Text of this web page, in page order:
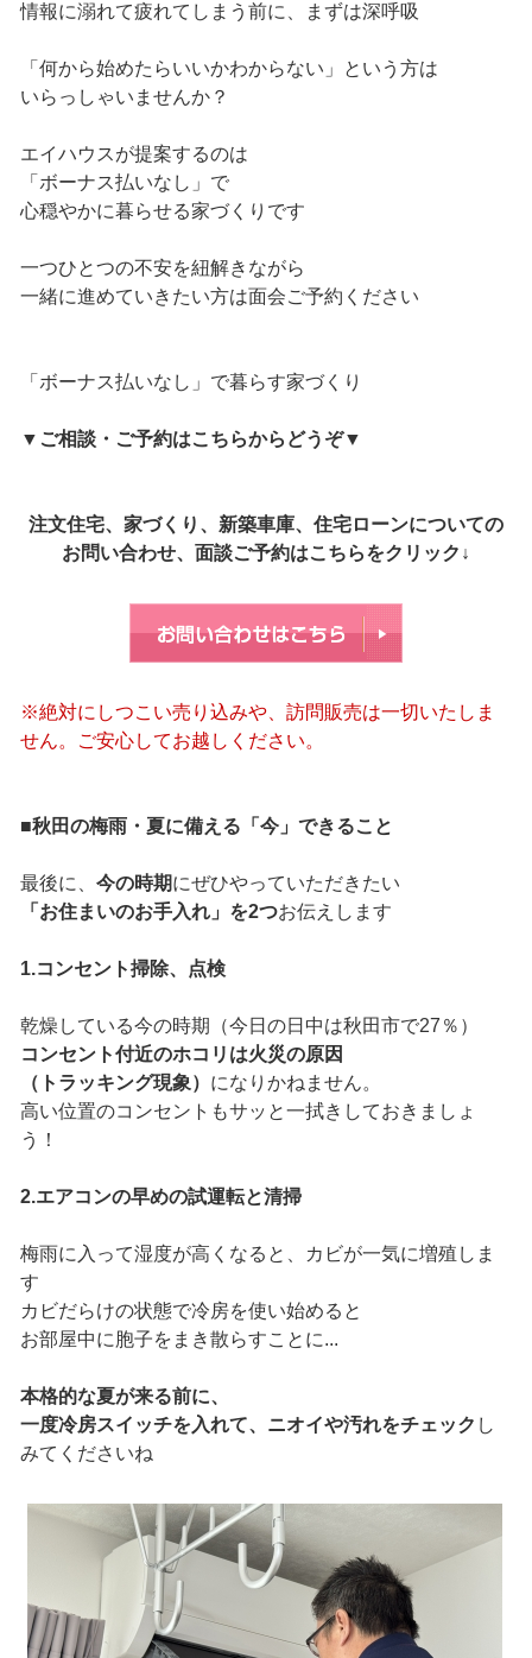
情報に溺れて疲れてしまう前に、まずは深呼吸
「何から始めたらいいかわからない」という方は
いらっしゃいませんか？
エイハウスが提案するのは
「ボーナス払いなし」で
心穏やかに暮らせる家づくりです
一つひとつの不安を紐解きながら
一緒に進めていきたい方は面会ご予約ください
「ボーナス払いなし」で暮らす家づくり
▼ ご相談・ご予約はこちらからどうぞ▼
注文住宅、家づくり、新築車庫、住宅ローンについての
お問い合わせ、面談ご予約はこちらをクリック↓
※絶対にしつこい売り込みや、訪問販売は一切いたしま
せん。ご安心してお越しください。
■秋田の梅雨・夏に備える「今」できること
最後に、 今の時期にぜひやっていただきたい
「お住まいのお手入れ」を2つお伝えします
1.コンセント掃除、点検
乾燥している今の時期（今日の日中は秋田市で27％）
コンセント付近のホコリは火災の原因
（トラッキング現象） になりかねません。
高い位置のコンセントもサッと一拭きしておきましょ
う！
2.エアコンの早めの試運転と清掃
梅雨に入って湿度が高くなると、カビが一気に増殖しま
す
カビだらけの状態で冷房を使い始めると
お部屋中に胞子をまき散らすことに...
本格的な夏が来る前に、
一度冷房スイッチを入れて、ニオイや汚れをチェック し
みてくださいね